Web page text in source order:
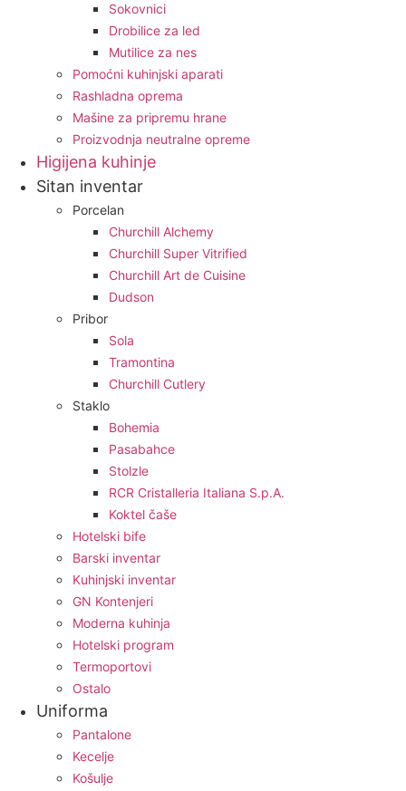
Sokovnici
Drobilice za led
Mutilice za nes
Pomoćni kuhinjski aparati
Rashladna oprema
Mašine za pripremu hrane
Proizvodnja neutralne opreme
Higijena kuhinje
Sitan inventar
Porcelan
Churchill Alchemy
Churchill Super Vitrified
Churchill Art de Cuisine
Dudson
Pribor
Sola
Tramontina
Churchill Cutlery
Staklo
Bohemia
Pasabahce
Stolzle
RCR Cristalleria Italiana S.p.A.
Koktel čaše
Hotelski bife
Barski inventar
Kuhinjski inventar
GN Kontenjeri
Moderna kuhinja
Hotelski program
Termoportovi
Ostalo
Uniforma
Pantalone
Kecelje
Košulje